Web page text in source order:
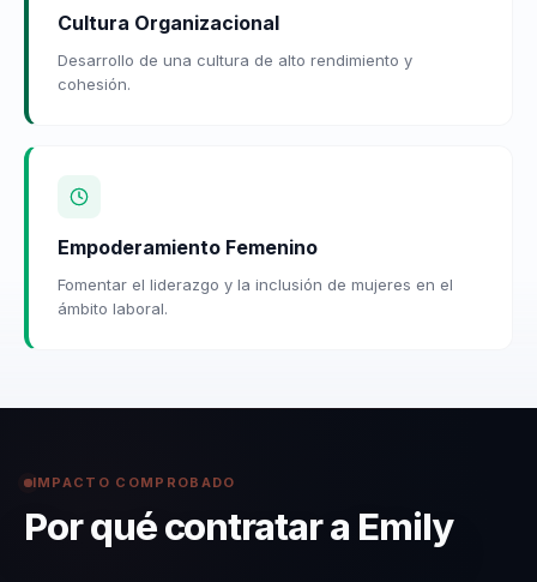
Cultura Organizacional
Desarrollo de una cultura de alto rendimiento y
cohesión.
Empoderamiento Femenino
Fomentar el liderazgo y la inclusión de mujeres en el
ámbito laboral.
IMPACTO COMPROBADO
Por qué contratar a Emily